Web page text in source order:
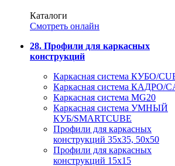
Каталоги
Смотреть онлайн
28. Профили для каркасных
конструкций
Каркасная система КУБО/
Каркасная система КАДРО/
Каркасная система MG20
Каркасная система УМНЫЙ
КУБ/SMARTCUBE
Профили для каркасных
конструкций 35x35, 50x50
Профили для каркасных
конструкций 15х15